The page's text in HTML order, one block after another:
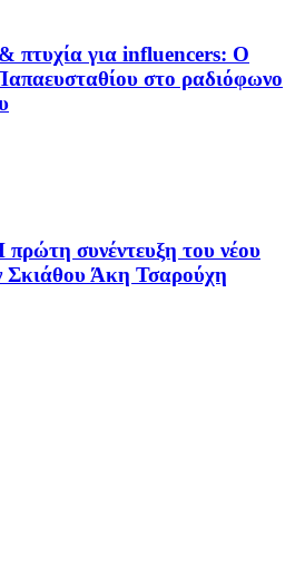
πτυχία για influencers: Ο
στο ραδιόφωνο
συνέντευξη του νέου
Σκιάθου Άκη Τσαρούχη